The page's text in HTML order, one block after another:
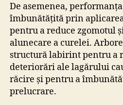
De asemenea,
îmbunătățită prin
pentru a reduce zgomotul
alunecare a curelei.
structură labirint pentru a
deteriorări ale lagărului
răcire și pentru a
prelucrare.